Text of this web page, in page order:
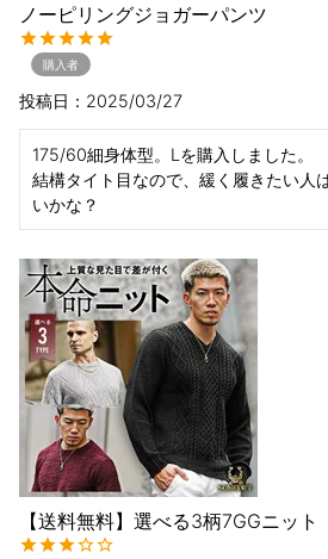
ノーピリングジョガーパンツ
購入者
投稿日 2025/03/27
175/60細身体型。Lを購入しました。
結構タイト目なので、緩く履きたい人
いかな？
【送料無料】選べる3柄7GGニット